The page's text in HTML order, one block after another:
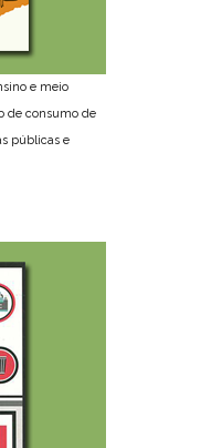
e meio
de consumo de
públicas e